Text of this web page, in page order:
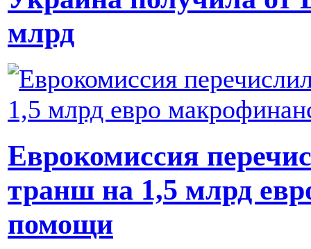
млрд
Еврокомиссия
транш на 1,5 млрд
помощи